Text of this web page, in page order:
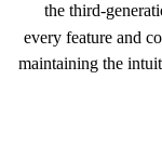
the third-
every feature and
maintaining the